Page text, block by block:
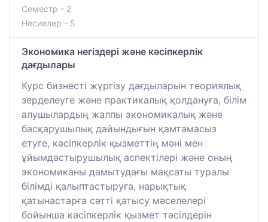
Семестр - 2
Несиелер - 5
Экономика негіздері және кәсіпкерлік
дағдылары
Курс бизнесті жүргізу дағдыларын теориялық
зерделеуге және практикалық қолдануға, білім
алушылардың жалпы экономикалық және
басқарушылық дайындығын қамтамасыз
етуге, кәсіпкерлік қызметтің мәні мен
ұйымдастырушылық аспектілері және оның
экономиканы дамытудағы мақсаты туралы
білімді қалыптастыруға, нарықтық
қатынастарға сәтті қатысу мәселелері
бойынша кәсіпкерлік қызмет тәсілдерін